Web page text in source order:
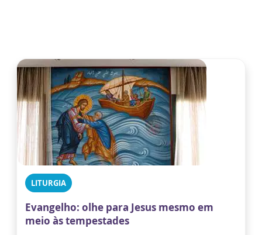
LITURGIA
Evangelho: olhe para Jesus mesmo em
meio às tempestades